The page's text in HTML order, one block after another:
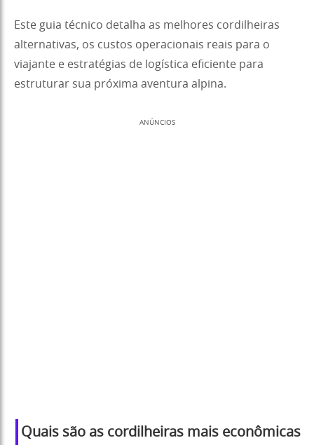
Este guia técnico detalha as melhores cordilheiras
alternativas, os custos operacionais reais para o
viajante e estratégias de logística eficiente para
estruturar sua próxima aventura alpina.
ANÚNCIOS
Quais são as cordilheiras mais econômicas